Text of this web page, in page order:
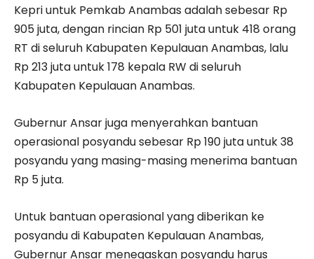
Kepri untuk Pemkab Anambas adalah sebesar Rp
905 juta, dengan rincian Rp 501 juta untuk 418 orang
RT di seluruh Kabupaten Kepulauan Anambas, lalu
Rp 213 juta untuk 178 kepala RW di seluruh
Kabupaten Kepulauan Anambas.
Gubernur Ansar juga menyerahkan bantuan
operasional posyandu sebesar Rp 190 juta untuk 38
posyandu yang masing-masing menerima bantuan
Rp 5 juta.
Untuk bantuan operasional yang diberikan ke
posyandu di Kabupaten Kepulauan Anambas,
Gubernur Ansar menegaskan posyandu harus